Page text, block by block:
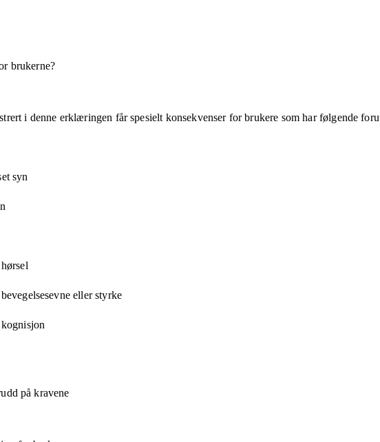
brukerne?
i denne erklæringen får spesielt konsekvenser for brukere som har følgende
syn
eller styrke
på kravene